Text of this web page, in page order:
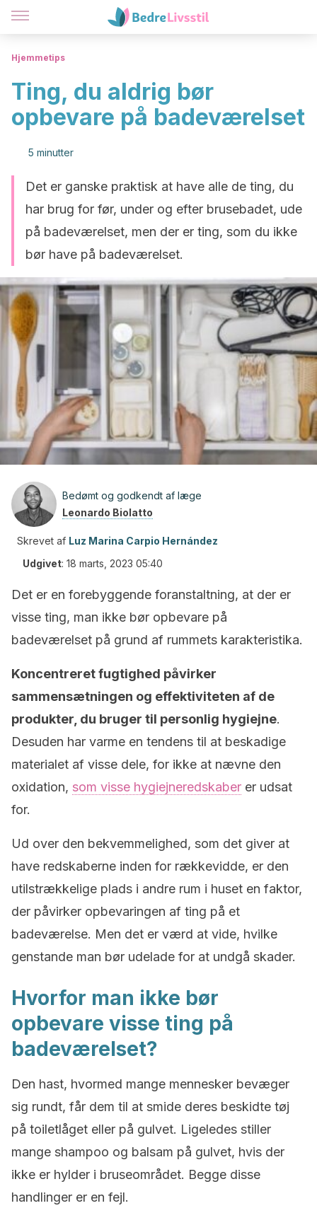
Hjemmetips
Ting, du aldrig bør
opbevare på badeværelset
5 minutter
Det er ganske praktisk at have alle de ting, du
har brug for før, under og efter brusebadet, ude
på badeværelset, men der er ting, som du ikke
bør have på badeværelset.
Bedømt og godkendt af læge
Leonardo Biolatto
Skrevet af Luz Marina Carpio Hernández
Udgivet: 18 marts, 2023 05:40
Det er en forebyggende foranstaltning, at der er
visse ting, man ikke bør opbevare på
badeværelset på grund af rummets karakteristika.
Koncentreret fugtighed påvirker
sammensætningen og effektiviteten af de
produkter, du bruger til personlig hygiejne.
Desuden har varme en tendens til at beskadige
materialet af visse dele, for ikke at nævne den
oxidation, som visse hygiejneredskaber er udsat
for.
Ud over den bekvemmelighed, som det giver at
have redskaberne inden for rækkevidde, er den
utilstrækkelige plads i andre rum i huset en faktor,
der påvirker opbevaringen af ting på et
badeværelse. Men det er værd at vide, hvilke
genstande man bør udelade for at undgå skader.
Hvorfor man ikke bør
opbevare visse ting på
badeværelset?
Den hast, hvormed mange mennesker bevæger
sig rundt, får dem til at smide deres beskidte tøj
på toiletlåget eller på gulvet. Ligeledes stiller
mange shampoo og balsam på gulvet, hvis der
ikke er hylder i bruseområdet. Begge disse
handlinger er en fejl.